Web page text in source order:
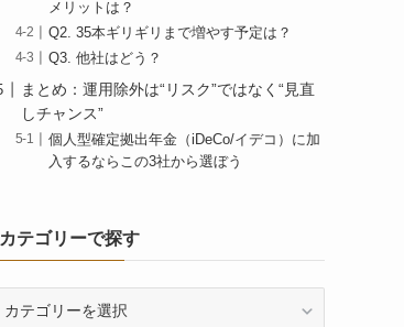
メリットは？
Q2. 35本ギリギリまで増やす予定は？
Q3. 他社はどう？
まとめ：運用除外は“リスク”ではなく“見直
しチャンス”
個人型確定拠出年金（iDeCo/イデコ）に加
入するならこの3社から選ぼう
カテゴリーで探す